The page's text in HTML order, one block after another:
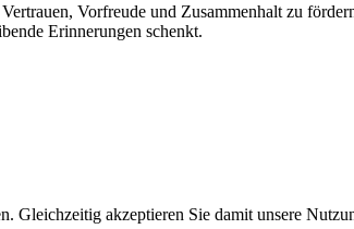
Vorfreude und Zusammenhalt zu
Erinnerungen schenkt.
akzeptieren Sie damit unsere